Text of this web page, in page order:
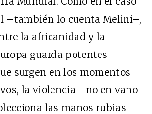
–también lo cuenta Melini–,
la africanidad y la
guarda potentes
surgen en los momentos
la violencia –no en vano
las manos rubias